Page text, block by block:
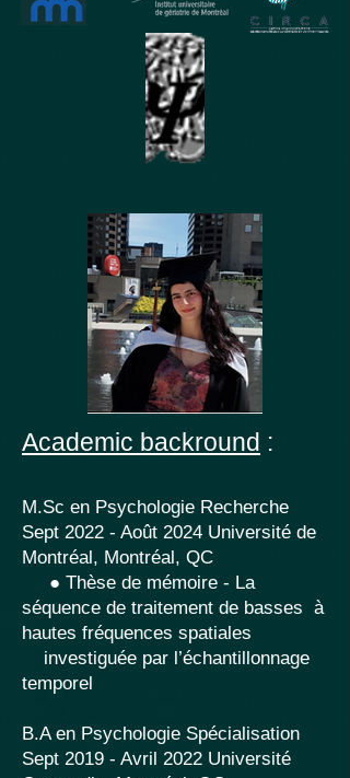
Academic backround :
M.Sc en Psychologie Recherche
Sept 2022 - Août 2024 Université de
Montréal, Montréal, QC
● Thèse de mémoire - La
séquence de traitement de basses à
hautes fréquences spatiales
investiguée par l’échantillonnage
temporel
B.A en Psychologie Spécialisation
Sept 2019 - Avril 2022 Université